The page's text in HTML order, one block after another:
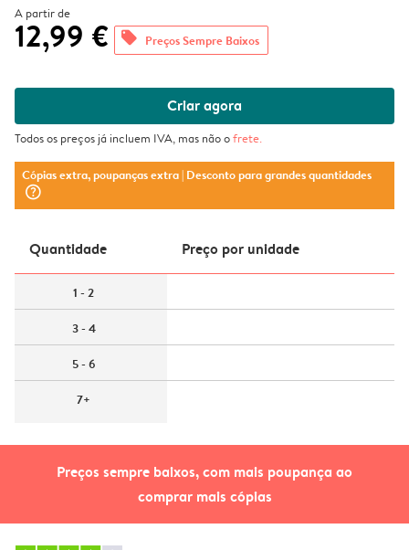
Preços sempre baixos, com mais poupança ao
comprar mais cópias
A partir de
12,99 € offers Preços Sempre Baixos
Criar agora
Todos os preços já incluem IVA, mas não ofrete.
Cópias extra, poupanças extra| Desconto para grandes quantidades
question_mark_circle
Quantidade Preço por unidade
1 - 2
3 - 4
5 - 6
7+